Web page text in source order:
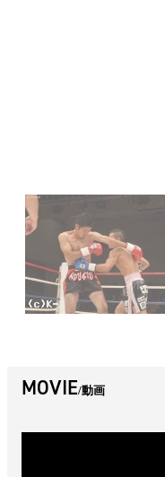
MOVIE 動画